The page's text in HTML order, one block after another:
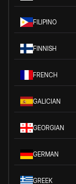
FILIPINO
FINNISH
FRENCH
GALICIAN
GEORGIAN
GERMAN
GREEK